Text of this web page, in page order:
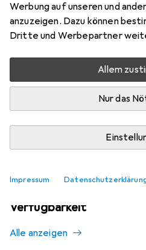
Werbung auf unseren und
anzuzeigen. Dazu können
Dritte und Werbepartner
Allem
Nur das
Impressum
Aktuell nicht lieferbar
Benachrichtigen, wenn
Vergleichen
Verfügbarkeit
Alle anzeigen